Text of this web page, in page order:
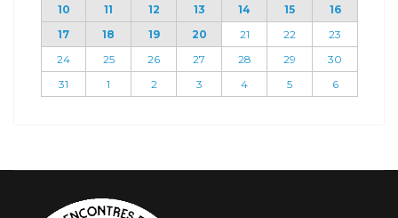
10
11 12 13 14 15
16
17
18 19 20 21 22
23
24
25 26 27 28 29
30
31
1 2 3 4 5 6